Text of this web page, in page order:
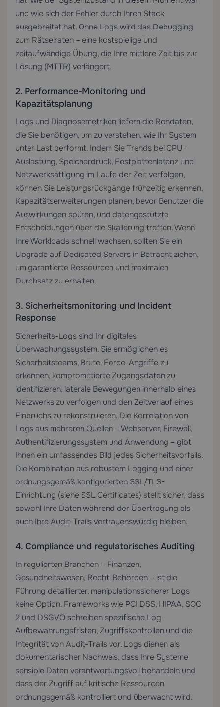
und wie sich der Fehler durch Ihren Stack
ausgebreitet hat. Ohne Logs wird das Debugging
zum Rätselraten – eine kostspielige und
zeitaufwändige Übung, die Ihre mittlere Zeit bis zur
Lösung (MTTR) verlängert.
2. Performance-Monitoring und
Kapazitätsplanung
Logs und Diagnosemetriken liefern die Rohdaten,
die Sie benötigen, um zu verstehen, wie Ihr System
unter Last performt. Indem Sie Trends bei CPU-
Auslastung, Speicherdruck, Festplattenlatenz und
Netzwerksättigung im Laufe der Zeit verfolgen,
können Sie Leistungsrückgänge frühzeitig erkennen,
Kapazitätserweiterungen planen, bevor Benutzer die
Auswirkungen spüren, und datengestützte
Entscheidungen über die Skalierung treffen. Wenn
Ihre Workloads schnell wachsen, sollten Sie ein
Upgrade auf Dedicated Servers in Betracht ziehen,
um garantierte Ressourcen und maximalen
Durchsatz zu erhalten.
3. Sicherheitsmonitoring und Incident
Response
Sicherheits-Logs sind Ihr digitales
Überwachungssystem. Sie ermöglichen es
Sicherheitsteams, Brute-Force-Angriffe zu
erkennen, kompromittierte Zugangsdaten zu
identifizieren, laterale Bewegungen innerhalb eines
Netzwerks zu verfolgen und den Zeitverlauf eines
Einbruchs zu rekonstruieren. Die Korrelation von
Logs aus mehreren Quellen – Webserver, Firewall,
Authentifizierungssystem und Anwendung – gibt
Ihnen ein umfassendes Bild jedes Sicherheitsvorfalls.
Die Kombination aus robustem Logging und einer
ordnungsgemäß konfigurierten SSL/TLS-
Einrichtung (siehe SSL Certificates) stellt sicher, dass
sowohl Ihre Daten während der Übertragung als
auch Ihre Audit-Trails vertrauenswürdig bleiben.
4. Compliance und regulatorisches Auditing
In regulierten Branchen – Finanzen,
Gesundheitswesen, Recht, Behörden – ist die
Führung detaillierter, manipulationssicherer Logs
keine Option. Frameworks wie PCI DSS, HIPAA, SOC
2 und DSGVO schreiben spezifische Log-
Aufbewahrungsfristen, Zugriffskontrollen und die
Integrität von Audit-Trails vor. Logs dienen als
dokumentarischer Nachweis, dass Ihre Systeme
sensible Daten verantwortungsvoll behandeln und
dass der Zugriff auf kritische Ressourcen
ordnungsgemäß kontrolliert und überwacht wird.